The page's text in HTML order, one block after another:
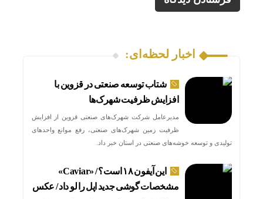
اخبار لحظه‌ای:
شتاب توسعه صنعتی در قزوین با
افزایش ظرفیت شهرک‌ها
مدیرعامل شرکت شهرک‌های صنعتی قزوین از افزایش
ظرفیت زمین شهرک‌های صنعتی، رفع موانع واحدهای
تولیدی و توسعه خوشه‌های صنعتی در استان خبر داد.
این آیفون ۱۸ است؟ / «Caviar»
مشخصات گوشی جدید اپل را لو داد / عکس